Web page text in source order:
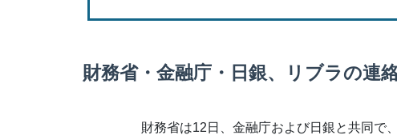
財務省・金融庁・日銀、リブラの連
財務省は12日、金融庁および日銀と共同で